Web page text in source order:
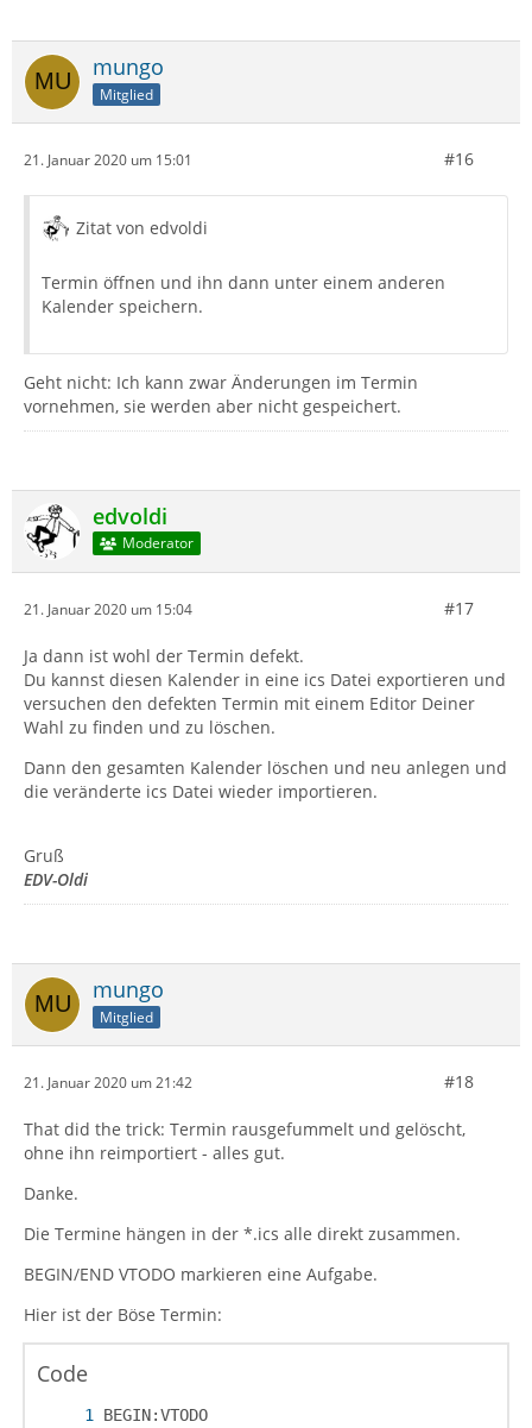
mungo
Mitglied
21. Januar 2020 um 15:01 #16
Zitat von edvoldi
Termin öffnen und ihn dann unter einem anderen
Kalender speichern.
Geht nicht: Ich kann zwar Änderungen im Termin
vornehmen, sie werden aber nicht gespeichert.
edvoldi
Moderator
21. Januar 2020 um 15:04 #17
Ja dann ist wohl der Termin defekt.
Du kannst diesen Kalender in eine ics Datei exportieren und
versuchen den defekten Termin mit einem Editor Deiner
Wahl zu finden und zu löschen.
Dann den gesamten Kalender löschen und neu anlegen und
die veränderte ics Datei wieder importieren.
Gruß
EDV-Oldi
mungo
Mitglied
21. Januar 2020 um 21:42 #18
That did the trick: Termin rausgefummelt und gelöscht,
ohne ihn reimportiert - alles gut.
Danke.
Die Termine hängen in der *.ics alle direkt zusammen.
BEGIN/END VTODO markieren eine Aufgabe.
Hier ist der Böse Termin:
Code